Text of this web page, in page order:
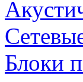
Блоки